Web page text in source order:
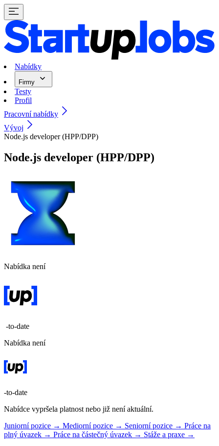
Nabídky
Firmy
Testy
Profil
Pracovní nabídky
Vývoj
Node.js developer (HPP/DPP)
Node.js developer (HPP/DPP)
Nabídka není
-to-date
Nabídka není
-to-date
Nabídce vypršela platnost nebo již není aktuální.
Juniorní pozice → Mediorní pozice → Seniorní pozice → Práce na
plný úvazek → Práce na částečný úvazek → Stáže a praxe →